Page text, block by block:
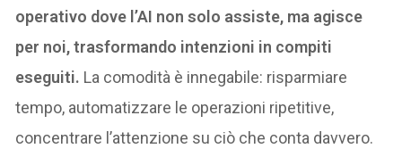
operativo dove l’AI non solo assiste, ma agisce
per noi, trasformando intenzioni in compiti
eseguiti. La comodità è innegabile: risparmiare
tempo, automatizzare le operazioni ripetitive,
concentrare l’attenzione su ciò che conta davvero.